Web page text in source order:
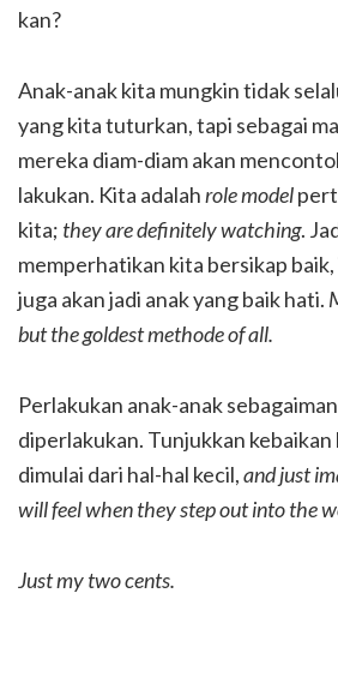
kan?
Anak-anak kita mungkin tidak
yang kita tuturkan, tapi sebagai
mereka diam-diam akan
lakukan. Kita adalahrolemodel
kita; they are definitely watching.
memperhatikan kita bersikap
juga akan jadi anak yang baik hati.
but the goldest methode of all.
Perlakukan anak-anak
diperlakukan. Tunjukkan kebaikan
dimulai dari hal-hal kecil,and just
will feel when they step out into the
Just my two cents.